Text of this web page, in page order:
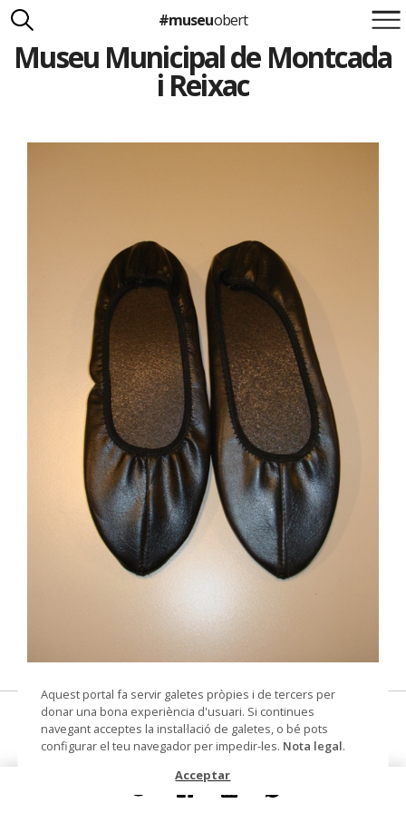
Suma't a la iniciativa
Carlota Royo
#museuobert
Museu Municipal de Montcada
i Reixac
© Museu Municipal de Montcada i Reixac
Sabatilles de ballet
sabatilla de ballet
Aquest portal fa servir galetes pròpies i de tercers per
donar una bona experiència d'usuari. Si continues
navegant acceptes la instal·lació de galetes, o bé pots
configurar el teu navegador per impedir-les. Nota legal.
Acceptar